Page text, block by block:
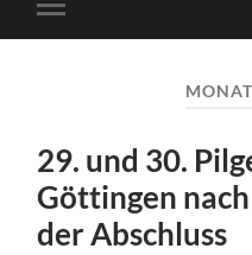
Mobile-
Menü
29. und 30.
Göttingen
der Abschluss